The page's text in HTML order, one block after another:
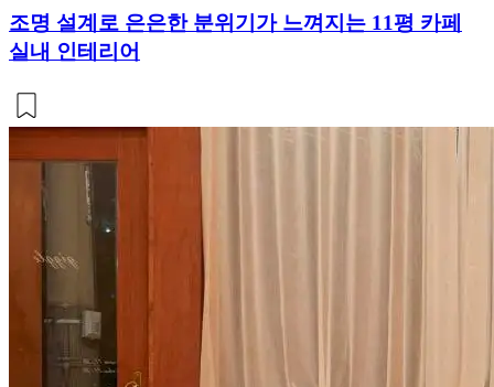
조명 설계로 은은한 분위기가 느껴지는 11평 카페
실내 인테리어